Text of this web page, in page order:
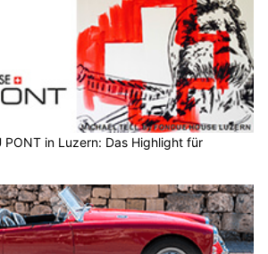
PONT in Luzern: Das Highlight für